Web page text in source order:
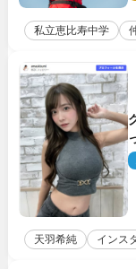
私立恵比寿中学
天羽希純 インス